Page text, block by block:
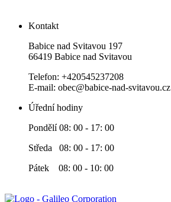
Kontakt
Babice nad Svitavou 197
66419 Babice nad Svitavou
Telefon: +420545237208
E-mail: obec@babice-nad-svitavou.cz
Úřední hodiny
Pondělí 08: 00 - 17: 00
Středa 08: 00 - 17: 00
Pátek 08: 00 - 10: 00